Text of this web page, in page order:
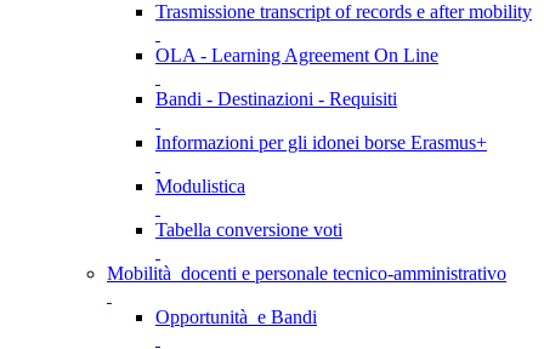
Trasmissione transcript of records e after mobility
OLA - Learning Agreement On Line
Bandi - Destinazioni - Requisiti
Informazioni per gli idonei borse Erasmus+
Modulistica
Tabella conversione voti
Mobilità docenti e personale tecnico-amministrativo
Opportunità e Bandi